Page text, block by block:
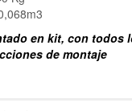
en kit, con todos
de montaje